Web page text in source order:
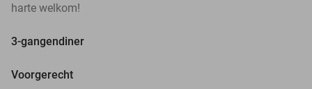
harte welkom!
3-gangendiner
Voorgerecht